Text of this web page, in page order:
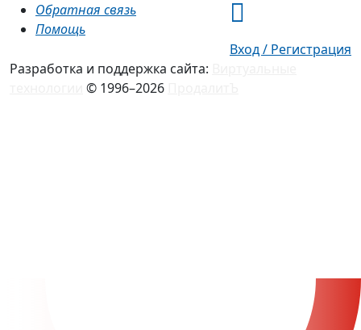
Обратная связь
Помощь
Вход / Регистрация
Разработка и поддержка сайта:
© 1996–2026